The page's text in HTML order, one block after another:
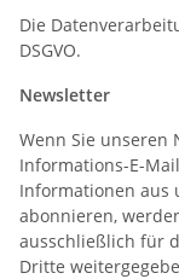
Die
DSGVO.
Newsletter
Wenn Sie unseren
Informations-E-
Informationen aus
abonnieren,
ausschließlich für
Dritte